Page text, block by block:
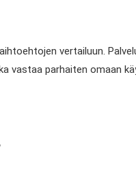
vertailuun.
vastaa parhaiten omaan